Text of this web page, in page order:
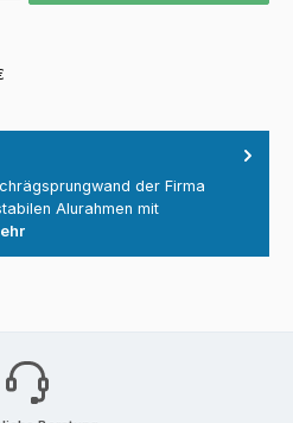
der Firma
Alurahmen mit